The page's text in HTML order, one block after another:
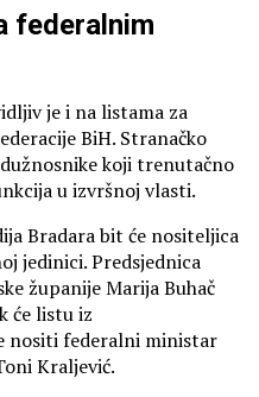
federalnim
je i na listama za
BiH. Stranačko
koji trenutačno
u izvršnoj vlasti.
Bradara bit će nositeljica
jedinici. Predsjednica
županije Marija Buhač
će listu iz
nositi federalni ministar
Kraljević.